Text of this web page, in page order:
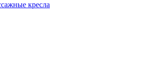
кресла